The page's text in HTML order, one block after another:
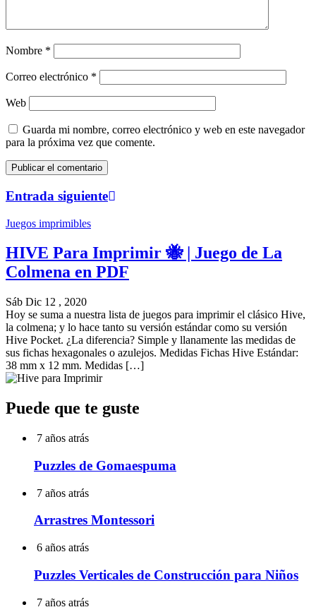
Nombre *
Correo electrónico *
Web
Guarda mi nombre, correo electrónico y web en este navegador
para la próxima vez que comente.
Entrada siguiente
Juegos imprimibles
HIVE Para Imprimir 🐝 | Juego de La
Colmena en PDF
Sáb Dic 12 , 2020
Hoy se suma a nuestra lista de juegos para imprimir el clásico Hive,
la colmena; y lo hace tanto su versión estándar como su versión
Hive Pocket. ¿La diferencia? Simple y llanamente las medidas de
sus fichas hexagonales o azulejos. Medidas Fichas Hive Estándar:
38 mm x 12 mm. Medidas […]
Puede que te guste
7 años atrás
Puzzles de Gomaespuma
7 años atrás
Arrastres Montessori
6 años atrás
Puzzles Verticales de Construcción para Niños
7 años atrás